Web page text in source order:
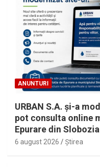
ANUNTURI
URBAN S.A. și-a
pot consulta online
Epurare din Slobozia
6 august 2026 Ştirea